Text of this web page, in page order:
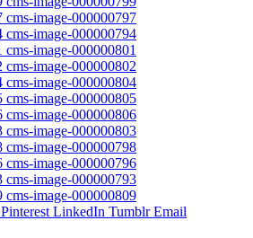
cms-image-000000797
cms-image-000000794
cms-image-000000801
cms-image-000000802
cms-image-000000804
cms-image-000000805
cms-image-000000806
cms-image-000000803
cms-image-000000798
cms-image-000000796
cms-image-000000793
cms-image-000000809
Pinterest LinkedIn Tumblr Email